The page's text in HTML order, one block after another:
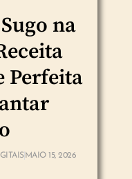
na
Perfeita
MAIO 15, 2026